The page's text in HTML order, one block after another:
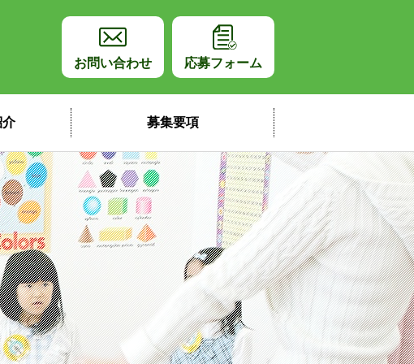
ブ 講師採用サイト
お問い合わせ 応募フォーム
募集要項